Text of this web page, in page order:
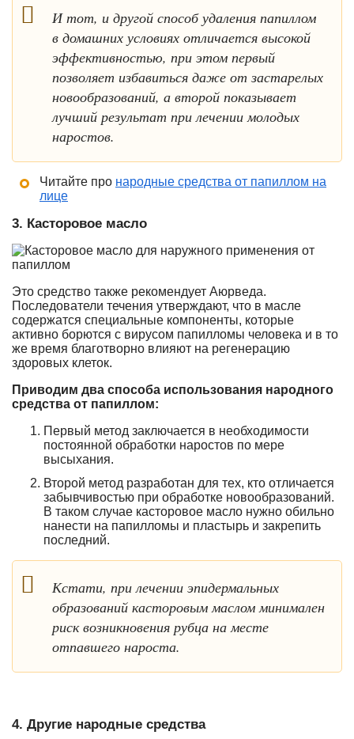
И тот, и другой способ удаления папиллом
в домашних условиях отличается высокой
эффективностью, при этом первый
позволяет избавиться даже от застарелых
новообразований, а второй показывает
лучший результат при лечении молодых
наростов.
Читайте про народные средства от папиллом на
лице
3. Касторовое масло
Это средство также рекомендует Аюрведа.
Последователи течения утверждают, что в масле
содержатся специальные компоненты, которые
активно борются с вирусом папилломы человека и в то
же время благотворно влияют на регенерацию
здоровых клеток.
Приводим два способа использования народного
средства от папиллом:
Первый метод заключается в необходимости
постоянной обработки наростов по мере
высыхания.
Второй метод разработан для тех, кто отличается
забывчивостью при обработке новообразований.
В таком случае касторовое масло нужно обильно
нанести на папилломы и пластырь и закрепить
последний.
Кстати, при лечении эпидермальных
образований касторовым маслом минимален
риск возникновения рубца на месте
отпавшего нароста.
4. Другие народные средства